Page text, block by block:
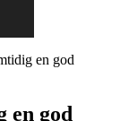
en god
en god